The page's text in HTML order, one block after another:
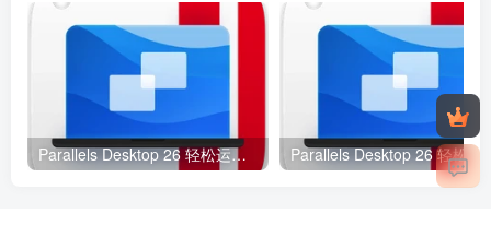
Parallels Desktop 26 轻松运行Windows应用